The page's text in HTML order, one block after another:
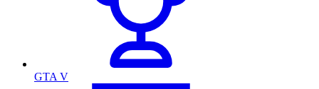
GTA V